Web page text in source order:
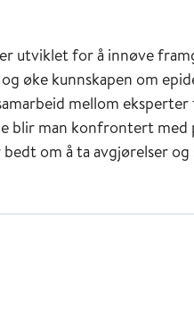
utviklet for å innøve
øke kunnskapen om
mellom
blir man konfrontert
om å ta avgjørelser og